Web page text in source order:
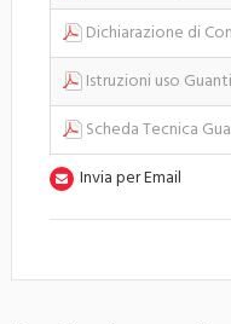
Dichiarazione di
Istruzioni uso
Scheda Tecnica
Invia per Email